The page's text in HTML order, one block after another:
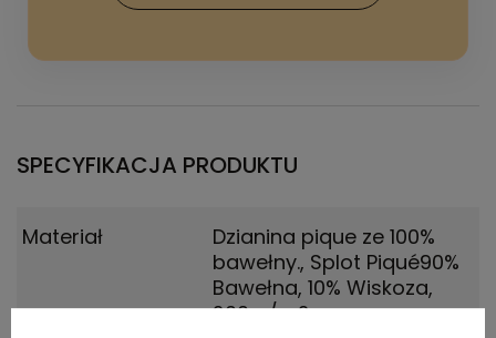
SPECYFIKACJA PRODUKTU
Materiał
Dzianina pique ze 100%
bawełny., Splot Piqué90%
Bawełna, 10% Wiskoza,
200 g/m2